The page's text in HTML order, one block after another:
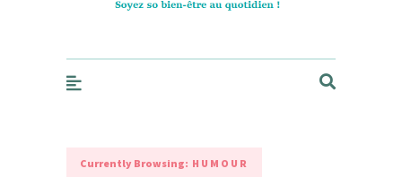
Currently Browsing: HUMOUR